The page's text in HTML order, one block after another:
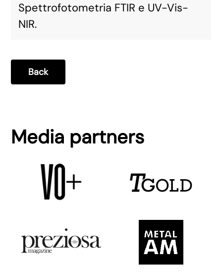
Spettrofotometria FTIR e UV-Vis-
NIR.
Back
Media partners